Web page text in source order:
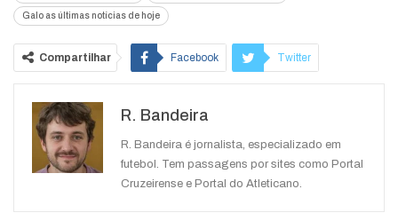
Galo as últimas notícias de hoje
Compartilhar Facebook Twitter
WhatsApp
R. Bandeira
R. Bandeira é jornalista, especializado em
futebol. Tem passagens por sites como Portal
Cruzeirense e Portal do Atleticano.